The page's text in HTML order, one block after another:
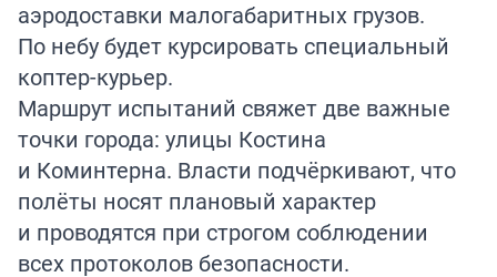
аэродоставки малогабаритных грузов.
По небу будет курсировать специальный
коптер-курьер.
Маршрут испытаний свяжет две важные
точки города: улицы Костина
и Коминтерна. Власти подчёркивают, что
полёты носят плановый характер
и проводятся при строгом соблюдении
всех протоколов безопасности.